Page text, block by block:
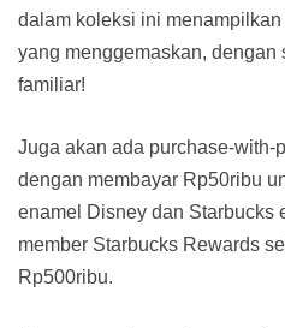
dalam koleksi ini
yang menggemaskan, dengan
familiar!
Juga akan ada purchase-with-
dengan membayar Rp50ribu
enamel Disney dan Starbucks
member Starbucks Rewards
Rp500ribu.